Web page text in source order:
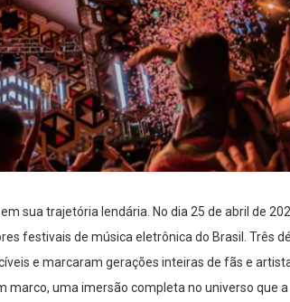
sua trajetória lendária. No dia 25 de abril de
festivais de música eletrônica do Brasil. Três
e marcaram gerações inteiras de fãs e
marco, uma imersão completa no universo que a